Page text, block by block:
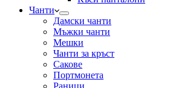
Чанти
Дамски чанти
Мъжки чанти
Мешки
Чанти за кръст
Сакове
Портмонета
Раници